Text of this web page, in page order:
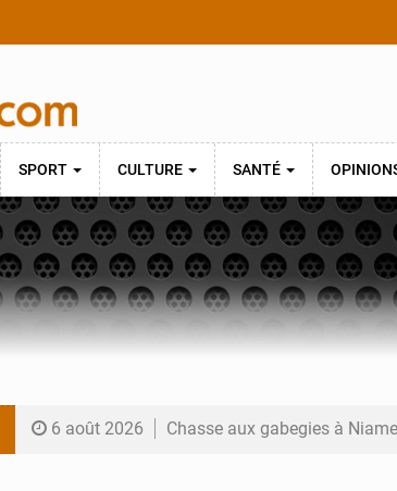
SPORT CULTURE SANTÉ
6 août 2026 Chasse aux gabegies à Niamey : 74